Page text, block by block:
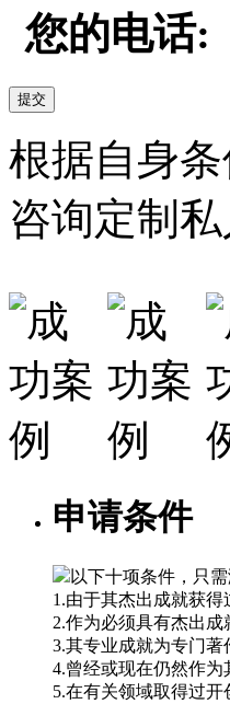
您的电话:
提交
根据自身条
咨询定制
申请条件
以下十项条件，只
1.由于其杰出成就获
2.作为必须具有杰出
3.其专业成就为专门
4.曾经或现在仍然作
5.在有关领域取得过开